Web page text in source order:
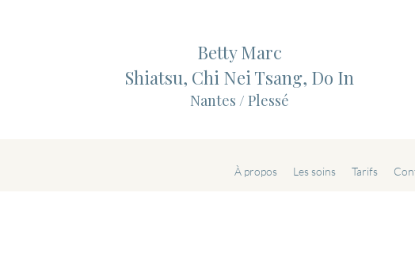
Betty Marc
Shiatsu, Chi Nei Tsang, Do In
Nantes / Plessé
À propos Les soins Tarifs